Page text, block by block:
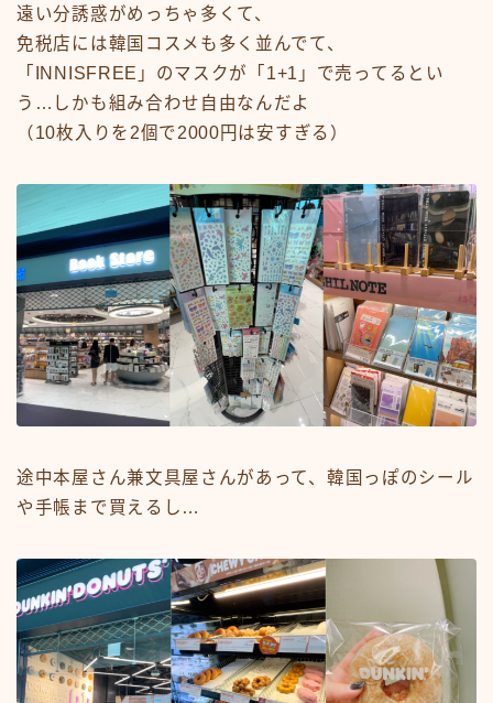
遠い分誘惑がめっちゃ多くて、
免税店には韓国コスメも多く並んでて、
「INNISFREE」のマスクが「1+1」で売ってるとい
う…しかも組み合わせ自由なんだよ
（10枚入りを2個で2000円は安すぎる）
途中本屋さん兼文具屋さんがあって、韓国っぽのシール
や手帳まで買えるし…